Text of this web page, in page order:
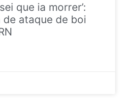
que ia morrer’:
de ataque de boi